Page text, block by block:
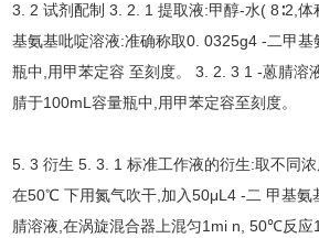
3. 2 试剂配制 3. 2. 1 提取液:甲醇-水( 8∶2,
基氨基吡啶溶液:准确称取0. 0325g4 -二甲
瓶中,用甲苯定容 至刻度。 3. 2. 3 1 -蒽腈溶
腈于100mL容量瓶中,用甲苯定容至刻度。
5. 3 衍生 5. 3. 1 标准工作液的衍生:取不同
在50℃ 下用氮气吹干,加入50μL4 -二 甲基氨
腈溶液,在涡旋混合器上混匀1mi n, 50℃反应